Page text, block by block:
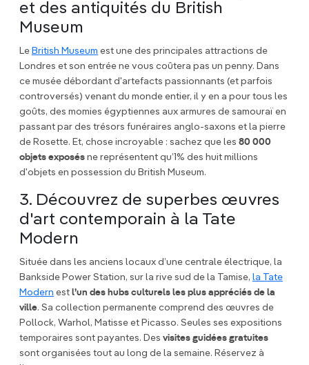
et des antiquités du British
Museum
Le British Museum est une des principales attractions de
Londres et son entrée ne vous coûtera pas un penny. Dans
ce musée débordant d'artefacts passionnants (et parfois
controversés) venant du monde entier, il y en a pour tous les
goûts, des momies égyptiennes aux armures de samouraï en
passant par des trésors funéraires anglo-saxons et la pierre
de Rosette. Et, chose incroyable : sachez que les 80 000
objets exposés ne représentent qu’1% des huit millions
d'objets en possession du British Museum.
3. Découvrez de superbes œuvres
d'art contemporain à la Tate
Modern
Située dans les anciens locaux d’une centrale électrique, la
Bankside Power Station, sur la rive sud de la Tamise, la Tate
Modern est l’un des hubs culturels les plus appréciés de la
ville. Sa collection permanente comprend des œuvres de
Pollock, Warhol, Matisse et Picasso. Seules ses expositions
temporaires sont payantes. Des visites guidées gratuites
sont organisées tout au long de la semaine. Réservez à